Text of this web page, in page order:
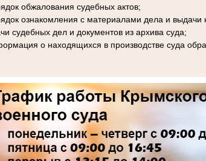
обжалования судебных актов;
ознакомления с материалами дела и
судебных дел и документов из архива суда;
о находящихся в производстве суда